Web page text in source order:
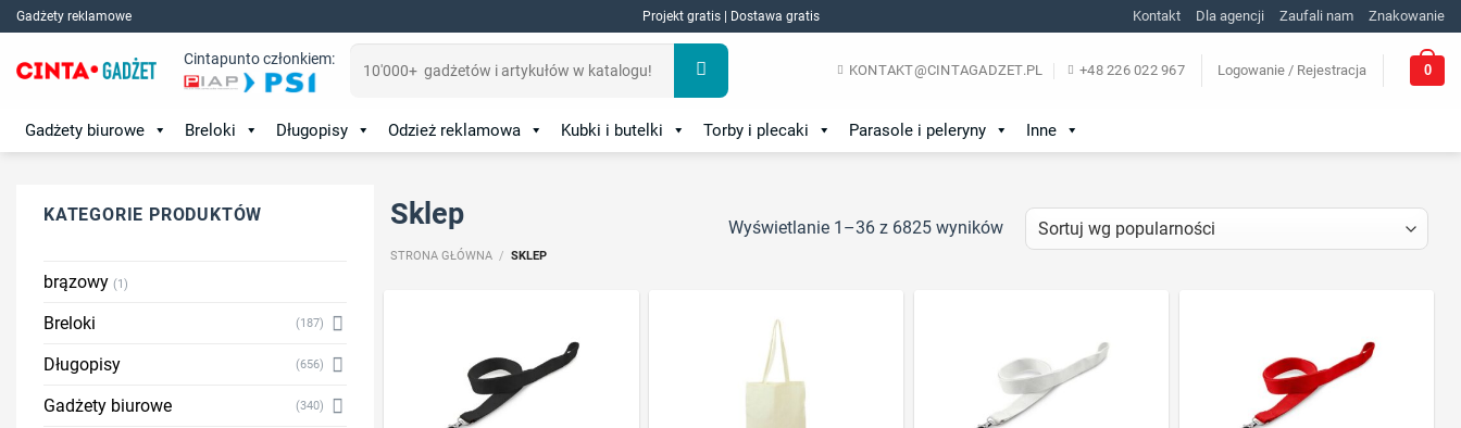
Skip
to
content
Gadżety reklamowe Projekt gratis | Dostawa gratis Kontakt Dla agencji Zaufali nam Znakowanie
Cintapunto członkiem:
KONTAKT@CINTAGADZET.PL +48 226 022 967 Logowanie / Rejestracja 0
Gadżety biurowe Breloki Długopisy Odzież reklamowa Kubki i butelki Torby i plecaki Parasole i peleryny Inne
KATEGORIE PRODUKTÓW
brązowy (1)
Breloki (187)
Długopisy (656)
Gadżety biurowe (340)
Sklep
STRONA GŁÓWNA / SKLEP
Wyświetlanie 1–36 z 6825 wyników